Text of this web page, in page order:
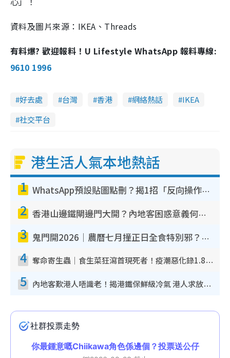
資料及圖片來源：IKEA、Threads
有料爆? 歡迎報料！U Lifestyle WhatsApp 報料專線:
9610 1996
好去處 台灣 香港 網絡熱話
IKEA
社交平台
港生活人氣本地熱話
1 WhatsApp預設貼圖點刪？揭1招「反向操作」還原簡潔介面 附3步實測教學
2 香港山邊鐵閘邊門大開？內地客困惑意義何在！網民神回覆：呢種叫法理性防禦
3 鬼門開2026｜農曆七月撞正日全食特別邪？專家警告切忌做一事！揭4大禁忌+2招保平安
4 奪命寄生蟲｜食生菜狂瀉首現死者！疫潮惡化錄1.8萬宗病例 揭洗菜3大謬誤
5 內地客歎港人唔識老！揭港鐵保鮮級冷氣 港人求放過：咪投訴